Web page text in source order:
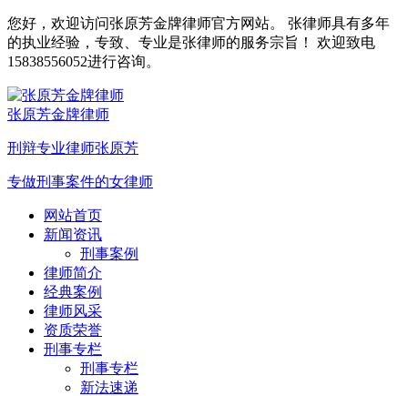
您好，欢迎访问张原芳金牌律师官方网站。 张律师具有多年
的执业经验，专致、专业是张律师的服务宗旨！ 欢迎致电
15838556052进行咨询。
张原芳金牌律师
刑辩专业律师张原芳
专做刑事案件的女律师
网站首页
新闻资讯
刑事案例
律师简介
经典案例
律师风采
资质荣誉
刑事专栏
刑事专栏
新法速递